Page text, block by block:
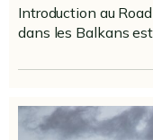
Introduction au
dans les Balkans